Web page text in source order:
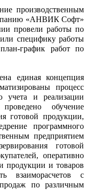
производственным
«АНВИК Софт»
провели работы по
специфику работы
график работ по
единая концепция
процесс
учета и реализации
обучение
готовой продукции,
программного
предприятием
готовой
оперативно
продукции и товаров
взаиморасчетов с
по различным